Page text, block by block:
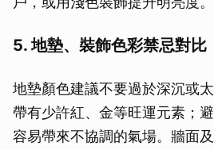
5. 地墊、裝飾色彩禁忌對比
地墊顏色建議不要過於深沉或
帶有少許紅、金等旺運元素；
容易帶來不協調的氣場。牆面